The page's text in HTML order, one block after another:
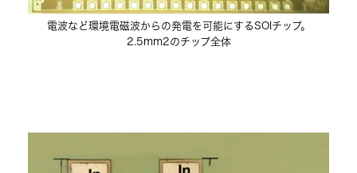
電波など環境電磁波からの発電を可能にするSOIチップ。
2.5mm2のチップ全体